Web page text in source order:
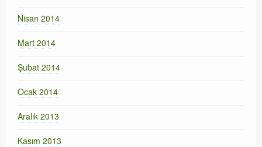
Nisan 2014
Mart 2014
Şubat 2014
Ocak 2014
Aralık 2013
Kasım 2013